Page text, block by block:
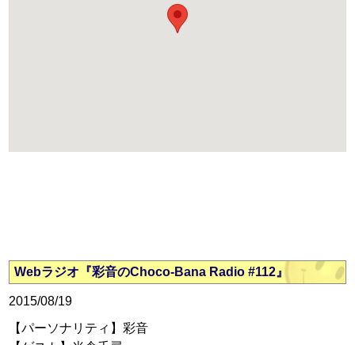
Webラジオ『彩音のChoco-Bana Radio #112』
2015/08/19
【パーソナリティ】彩音